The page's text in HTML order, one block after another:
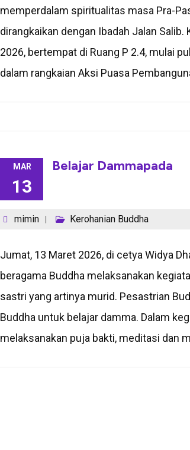
memperdalam spiritualitas masa Pra-
dirangkaikan dengan Ibadah Jalan
2026, bertempat di Ruang P 2.4, mulai
dalam rangkaian Aksi Puasa
MAR
13
Belajar Dammapada
mimin Kerohanian Buddha
Jumat, 13 Maret 2026, di cetya Widya
beragama Buddha melaksanakan
sastri yang artinya murid. Pesastrian
Buddha untuk belajar damma. Dalam
melaksanakan puja bakti, meditasi dan